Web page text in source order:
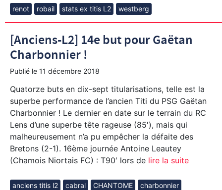
renot
robail stats ex titis L2 westberg
[Anciens-L2] 14e but pour Gaëtan
Charbonnier !
Publié le 11 décembre 2018
Quatorze buts en dix-sept titularisations, telle est la
superbe performance de l’ancien Titi du PSG Gaëtan
Charbonnier ! Le dernier en date sur le terrain du RC
Lens d’une superbe tête rageuse (85′), mais qui
malheureusement n’a pu empêcher la défaite des
Bretons (2-1). 16ème journée Antoine Leautey
(Chamois Niortais FC) : T90′ lors de lire la suite
anciens titis l2 cabral CHANTOME
charbonnier